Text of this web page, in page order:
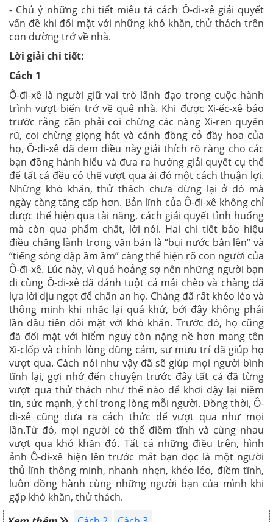
- Chú ý những chi tiết miêu tả cách Ô-đi-xê giải quyết
vấn đề khi đối mặt với những khó khăn, thử thách trên
con đường trở về nhà.
Lời giải chi tiết:
Cách 1
Ô-đi-xê là người giữ vai trò lãnh đạo trong cuộc hành
trình vượt biển trở về quê nhà. Khi được Xi-ếc-xê báo
trước rằng cần phải coi chừng các nàng Xi-ren quyến
rũ, coi chừng giọng hát và cánh đồng cỏ đầy hoa của
họ, Ô-đi-xê đã đem điều này giải thích rõ ràng cho các
bạn đồng hành hiểu và đưa ra hướng giải quyết cụ thể
để tất cả đều có thể vượt qua ải đó một cách thuận lợi.
Những khó khăn, thử thách chưa dừng lại ở đó mà
ngày càng tăng cấp hơn. Bản lĩnh của Ô-đi-xê không chỉ
được thể hiện qua tài năng, cách giải quyết tình huống
mà còn qua phẩm chất, lời nói. Hai chi tiết báo hiệu
điều chẳng lành trong văn bản là “bụi nước bắn lên” và
“tiếng sóng đập ầm ầm” càng thể hiện rõ con người của
Ô-đi-xê. Lúc này, vì quá hoảng sợ nên những người bạn
đi cùng Ô-đi-xê đã đánh tuột cả mái chèo và chàng đã
lựa lời dịu ngọt để chấn an họ. Chàng đã rất khéo léo và
thông minh khi nhắc lại quá khứ, bởi đây không phải
lần đầu tiên đối mặt với khó khăn. Trước đó, họ cũng
đã đối mặt với hiểm nguy còn nặng nề hơn mang tên
Xi-clốp và chính lòng dũng cảm, sự mưu trí đã giúp họ
vượt qua. Cách nói như vậy đã sẽ giúp mọi người bình
tĩnh lại, gợi nhớ đến chuyện trước đây tất cả đã từng
vượt qua thử thách như thế nào để khơi dậy lại niềm
tin, sức mạnh, ý chí trong lòng mỗi người. Đồng thời, Ô-
đi-xê cũng đưa ra cách thức để vượt qua như mọi
lần.Từ đó, mọi người có thể điềm tĩnh và cùng nhau
vượt qua khó khăn đó. Tất cả những điều trên, hình
ảnh Ô-đi-xê hiện lên trước mắt bạn đọc là một người
thủ lĩnh thông minh, nhanh nhẹn, khéo léo, điềm tĩnh,
luôn đồng hành cùng những người bạn của mình khi
gặp khó khăn, thử thách.